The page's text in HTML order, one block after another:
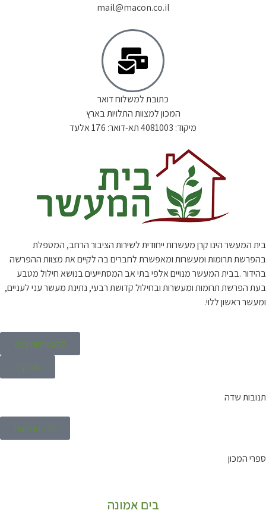
mail@macon.co.il
כתובת למשלוח דואר
המכון למצוות התלויות בארץ
מיקוד: 4081003 תא-דואר: 176 אלעד
בית המעשר הינו קרן מעשרות ייחודית לשירות הציבור הרחב, המטפלת
בהפרשת תרומות ומעשרות ומאפשרת לחברים בה לקיים את מצוות ההפרשה
בהידור .בבית המעשר מנויים אלפי בתי אב המסתייעים בנושא חילול מטבע
בעת הפרשת תרומות ומעשרות ובחילול קדושת רבעי, נתינת מעשר עני לעניים,
ומעשר ראשון ללוי.
להצטרפות כעת
מנוי קיים
תנובות שדה
לכל הגליונות
ספרי המכון
בים אמונה